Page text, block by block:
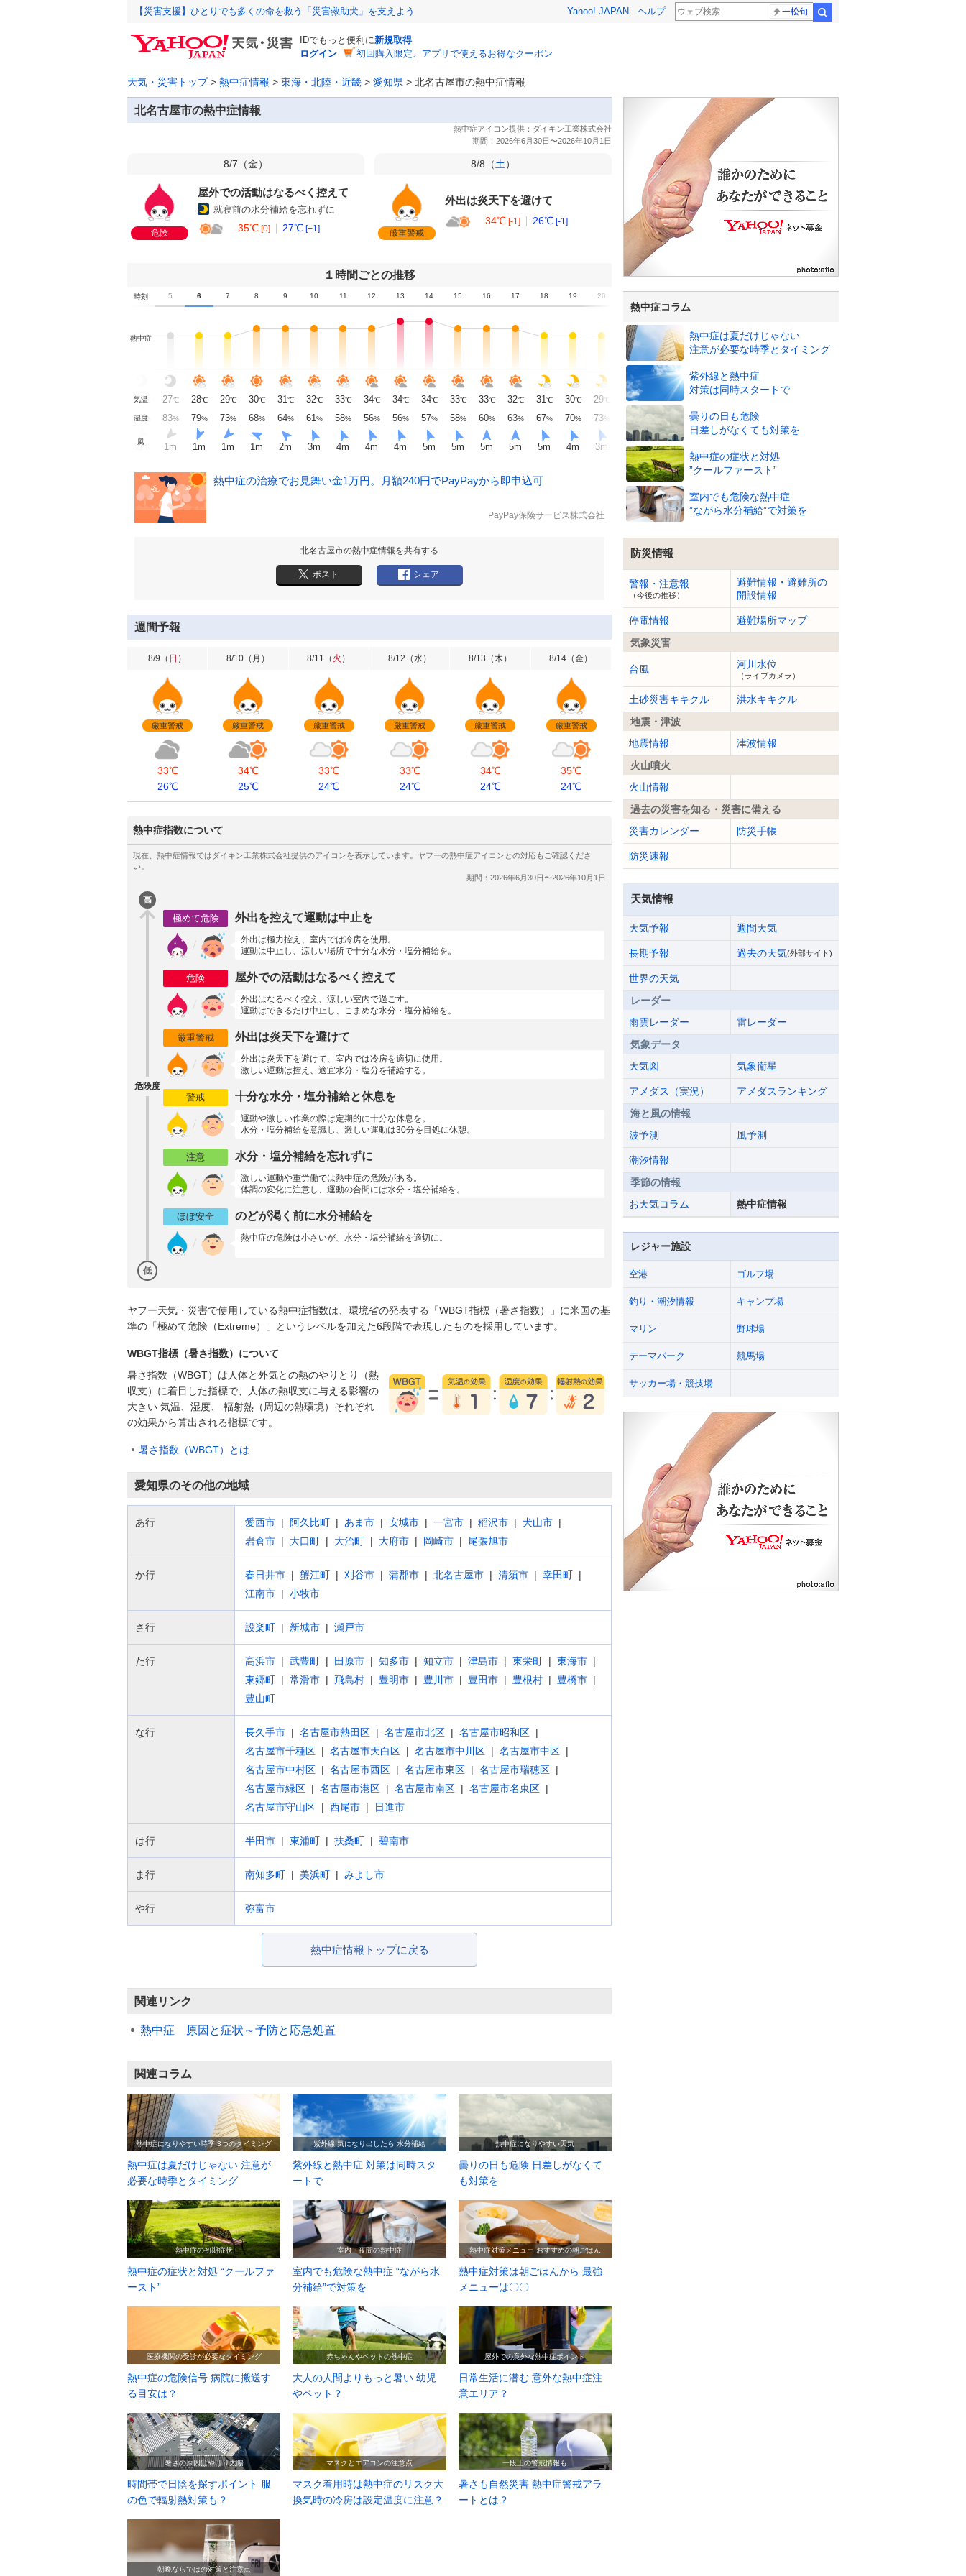
【災害支援】ひとりでも多くの命を救う「災害救助犬」を支えよう Yahoo! JAPAN ヘルプ 一松旬
IDでもっと便利に新規取得
ログイン
初回購入限定、アプリで使えるお得なクーポン
天気・災害トップ> 熱中症情報 > 東海・北陸・近畿 > 愛知県 > 北名古屋市の熱中症情報
北名古屋市の熱中症情報
8/7（金）
危険
屋外での活動はなるべく控えて
就寝前の水分補給を忘れずに
35℃ [0] 27℃ [+1]
8/8（土）
厳重警戒
外出は炎天下を避けて
34℃ [-1] 26℃ [-1]
１時間ごとの推移
時刻
4 5 6 7 8 9 10 11 12 13 14 15 16 17 18 19 20
(土)
熱中症
気温
27℃ 27℃ 28℃ 29℃ 30℃ 31℃ 32℃ 33℃ 34℃ 34℃ 34℃ 33℃ 33℃ 32℃ 31℃ 30℃ 29℃ 29℃ 28℃ 28
湿度
82% 83% 79% 73% 68% 64% 61% 58% 56% 56% 57% 58% 60% 63% 67% 70% 73% 76 78% 79% 79%
風
2m 1 m 1m 1m 1m 2m 3m 4m 4m 4m 5m 5m 5m 5m 5m 4m 3m 3m 3m 2
熱中症の治療でお見舞い金1万円。月額240円でPayPayから即申込可
PayPay保険サービス株式会社
北名古屋市の熱中症情報を共有する
ポスト シェア
週間予報
8/9 （ 日 ）
厳重警戒
33℃
26℃
8/10（ 月 ）
厳重警戒
34℃
25℃
8/11 （ 火 ）
厳重警戒
33℃
24℃
8/12 （水）
厳重警戒
33℃
24℃
8/13 （木）
厳重警戒
34℃
24℃
8/14 （金）
厳重警戒
35℃
24℃
熱中症指数について
高
危険度
低
極めて危険 外出を控えて運動は中止を
外出は極力控え、室内では冷房を使用。
運動は中止し、涼しい場所で十分な水分・塩分補給を。
危険 屋外での活動はなるべく控えて
外出はなるべく控え、涼しい室内で過ごす。
運動はできるだけ中止し、こまめな水分・塩分補給を。
厳重警戒 外出は炎天下を避けて
外出は炎天下を避けて、室内では冷房を適切に使用。
激しい運動は控え、適宜水分・塩分を補給する。
警戒 十分な水分・塩分補給と休息を
運動や激しい作業の際は定期的に十分な休息を。
水分・塩分補給を意識し、激しい運動は30分を目処に休憩。
注意 水分・塩分補給を忘れずに
激しい運動や重労働では熱中症の危険がある。
体調の変化に注意し、運動の合間には水分・塩分補給を。
ほぼ安全 のどが渇く前に水分補給を
熱中症の危険は小さいが、水分・塩分補給を適切に。
ヤフー天気・災害で使用している熱中症指数は、環境省の発表する「WBGT指標（暑さ指数）」に米国の基
準の「極めて危険（Extreme）」というレベルを加えた6段階で表現したものを採用しています。
WBGT指標（暑さ指数）について
暑さ指数（WBGT）は人体と外気との熱のやりとり（熱
収支）に着目した指標で、人体の熱収支に与える影響の
大きい 気温、湿度、 輻射熱（周辺の熱環境）それぞれ
の効果から算出される指標です。
暑さ指数（WBGT）とは
愛知県のその他の地域
あ行 愛西市 阿久比町 あま市 安城市 一宮市 稲沢市
犬山市
岩倉市
大口町 大治町 大府市 岡崎市 尾張旭市
か行 春日井市 蟹江町 刈谷市 蒲郡市 北名古屋市 清須市
幸田町
江南市
小牧市
さ行 設楽町 新城市 瀬戸市
た行 高浜市 武豊町 田原市 知多市 知立市 津島市 東栄町
東海市
東郷町
常滑市 飛島村 豊明市 豊川市 豊田市 豊根村
豊橋市
豊山町
な行 長久手市 名古屋市熱田区 名古屋市北区
名古屋市昭和区
名古屋市千種区
名古屋市天白区 名古屋市中川区
名古屋市中区
名古屋市中村区
名古屋市西区 名古屋市東区
名古屋市瑞穂区
名古屋市緑区
名古屋市港区 名古屋市南区
名古屋市名東区
名古屋市守山区
西尾市 日進市
は行 半田市 東浦町 扶桑町 碧南市
ま行 南知多町 美浜町 みよし市
や行 弥富市
熱中症情報トップに戻る
関連リンク
熱中症 原因と症状～予防と応急処置
関連コラム
熱中症は夏だけじゃない 注意が
必要な時季とタイミング
熱中症になりやすい時季 3つのタイミング
紫外線と熱中症 対策は同時スタ
ートで
紫外線 気になり出したら 水分補給
曇りの日も危険 日差しがなくて
も対策を
熱中症になりやすい天気
熱中症の症状と対処 “クールファ
ースト”
熱中症の初期症状
室内でも危険な熱中症 “ながら水
分補給”で対策を
室内・夜間の熱中症
熱中症対策は朝ごはんから 最強
メニューは〇〇
熱中症対策メニュー おすすめの朝ごはん
熱中症の危険信号 病院に搬送す
る目安は？
医療機関の受診が必要なタイミング
大人の人間よりもっと暑い 幼児
やペット？
赤ちゃんやペットの熱中症
日常生活に潜む 意外な熱中症注
意エリア？
屋外での意外な熱中症ポイント
時間帯で日陰を探すポイント 服
の色で輻射熱対策も？
暑さの原因はやはり太陽
マスク着用時は熱中症のリスク大
換気時の冷房は設定温度に注意？
マスクとエアコンの注意点
暑さも自然災害 熱中症警戒アラ
ートとは？
一段上の警戒情報も
朝晩ならではの対策と注意点
熱中症コラム
熱中症は夏だけじゃない
注意が必要な時季とタイミング
紫外線と熱中症
対策は同時スタートで
曇りの日も危険
日差しがなくても対策を
熱中症の症状と対処
”クールファースト”
室内でも危険な熱中症
”ながら水分補給”で対策を
防災情報
警報・注意報
（今後の推移）
避難情報・避難所の
開設情報
停電情報
避難場所マップ
気象災害
台風 河川水位
（ライブカメラ）
土砂災害キキクル
洪水キキクル
地震・津波
地震情報
津波情報
火山噴火
火山情報
過去の災害を知る・災害に備える
災害カレンダー
防災手帳
防災速報
天気情報
天気予報 週間天気
長期予報 過去の天気(外部サイト)
世界の天気
レーダー
雨雲レーダー
雷レーダー
気象データ
天気図
気象衛星
アメダス（実況）
アメダスランキング
海と風の情報
波予測
風予測
潮汐情報
季節の情報
お天気コラム
熱中症情報
レジャー施設
空港 ゴルフ場
釣り・潮汐情報 キャンプ場
マリン 野球場
テーマパーク 競馬場
サッカー場・競技場